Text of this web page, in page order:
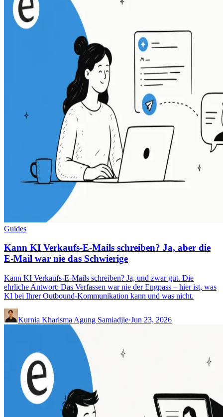
Guides
Kann KI Verkaufs-E-Mails schreiben? Ja, aber die
E-Mail war nie das Schwierige
Kann KI Verkaufs-E-Mails schreiben? Ja, und zwar gut. Die
ehrliche Antwort: Das Verfassen war nie der Engpass – hier ist, was
KI bei Ihrer Outbound-Kommunikation kann und was nicht.
Kurnia Kharisma Agung Samiadjie·Jun 23, 2026